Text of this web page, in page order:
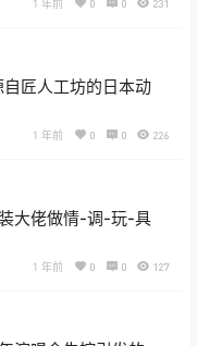
1 年前 0 0 231
匠人工坊的日本动
1 年前 0 0 226
大佬做情-调-玩-具
1 年前 0 0 127